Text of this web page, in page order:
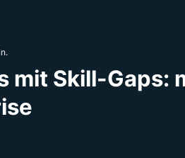
mit Skill-Gaps: